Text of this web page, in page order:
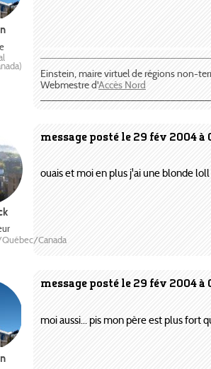
Einstein, maire virtuel de régions non-
Webmestre d'Accès Nord
message posté le 29 fév 2004 à
Canada
ouais et moi en plus j'ai une blonde
message posté le 29 fév 2004 à
moi aussi... pis mon père est plus fort